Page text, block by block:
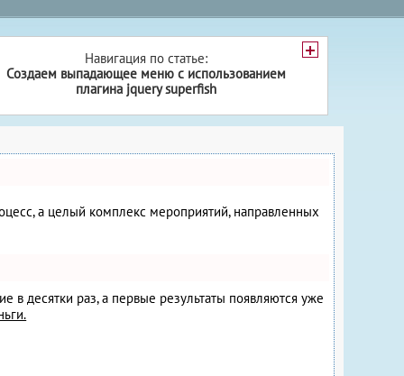
а целый комплекс мероприятий, направленных
в десятки раз, а первые результаты появляются уже
Навигация по статье:
Создаем выпадающее меню с использованием
плагина jquery superfish